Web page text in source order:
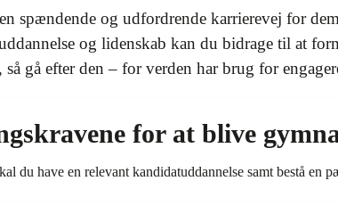
spændende og udfordrende karrierevej for
og lidenskab kan du bidrage til at
gå efter den – for verden har brug for
for at blive
du have en relevant kandidatuddannelse samt bestå en